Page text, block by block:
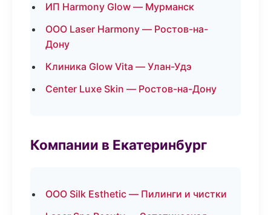
ИП Harmony Glow — Мурманск
ООО Laser Harmony — Ростов-на-
Дону
Клиника Glow Vita — Улан-Удэ
Center Luxe Skin — Ростов-на-Дону
Компании в Екатеринбург
ООО Silk Esthetic — Пилинги и чистки